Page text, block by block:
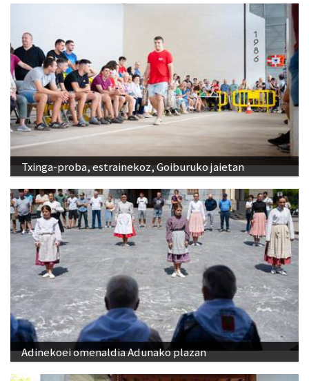
Txinga-proba, estrainekoz, Goiburuko jaietan
Adinekoei omenaldia Adunako plazan